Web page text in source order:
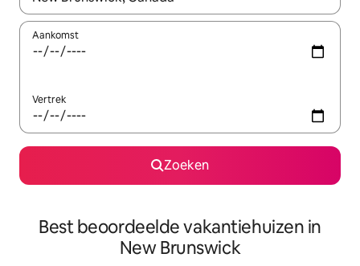
Aankomst
Vertrek
Zoeken
Best beoordeelde vakantiehuizen in
New Brunswick